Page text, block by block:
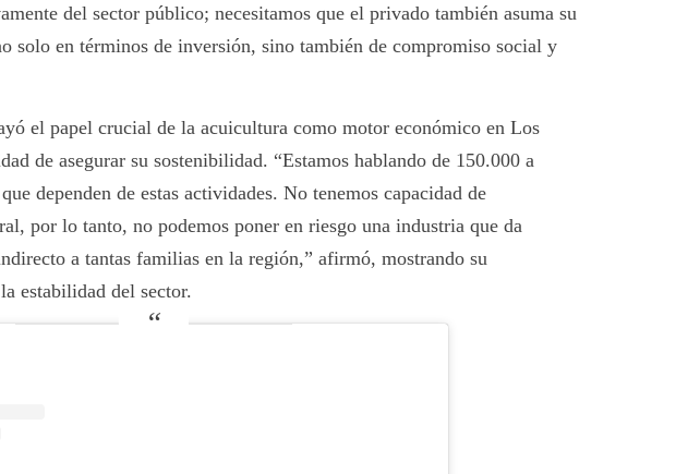
del sector público; necesitamos que el privado también asuma su
solo en términos de inversión, sino también de compromiso social y
el papel crucial de la acuicultura como motor económico en Los
de asegurar su sostenibilidad. “Estamos hablando de 150.000 a
dependen de estas actividades. No tenemos capacidad de
por lo tanto, no podemos poner en riesgo una industria que da
a tantas familias en la región,” afirmó, mostrando su
estabilidad del sector.